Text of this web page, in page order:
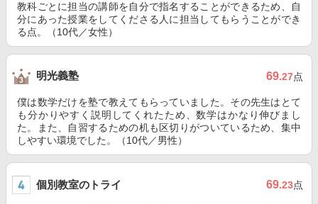
教科ごとに担当の講師を自分で指名することができるため、自
分にあった授業をしてくださる人に担当してもらうことができ
る点。（10代／女性）
明光義塾 69.27点
僕は数学だけを塾で教えてもらっていました。その先生はとて
も分かりやすく説明してくれたため、数学はかなり伸びまし
た。また、自習するための机も区切りがついているため、集中
しやすい環境でした。（10代／男性）
個別教室のトライ 69.23点